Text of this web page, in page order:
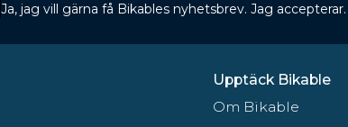
Ja, jag vill gärna få Bikables nyhetsbrev. Jag accepterar.
Upptäck Bikable
Om Bikable